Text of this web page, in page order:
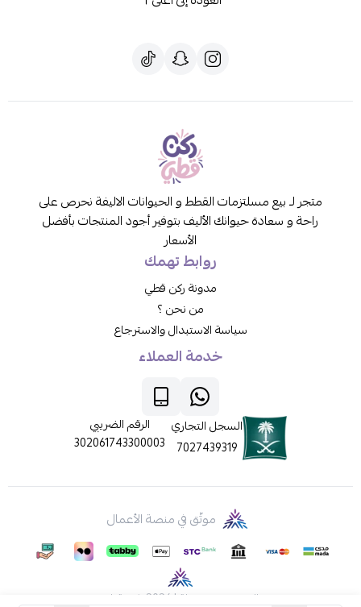
متجر لـ بيع مسلتزمات القطط و الحيوانات الاليفة نحرص على
راحة و سعادة حيوانك الأليف بتوفير أجود المنتجات بأفضل
الأسعار
روابط تهمك
مدونة ركن قطي
من نحن ؟
سياسة الاستبدال والاسترجاع
خدمة العملاء
السجل التجاري
7027439319
الرقم الضريبي
302061743300003
موثّق في منصة الأعمال
الحقوق محفوظة | 2026 ركن قطي